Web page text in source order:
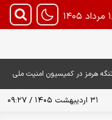
هرمز در کمیسیون امنیت ملی
۳۱ اردیبهشت ۱۴۰۵ / ۰۹:۲۷